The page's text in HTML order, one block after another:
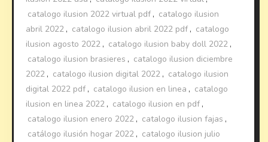
catalogo ilusion 2022 virtual pdf , catalogo ilusion
abril 2022 , catalogo ilusion abril 2022 pdf , catalogo
ilusion agosto 2022 , catalogo ilusion baby doll 2022 ,
catalogo ilusion brasieres , catalogo ilusion diciembre
2022 , catalogo ilusion digital 2022 , catalogo ilusion
digital 2022 pdf , catalogo ilusion en linea , catalogo
ilusion en linea 2022 , catalogo ilusion en pdf ,
catalogo ilusion enero 2022 , catalogo ilusion fajas ,
catálogo ilusión hogar 2022 , catalogo ilusion julio